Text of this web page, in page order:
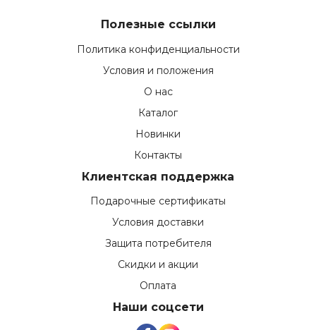
Полезные ссылки
Политика конфиденциальности
Условия и положения
О нас
Каталог
Новинки
Контакты
Клиентская поддержка
Подарочные сертификаты
Условия доставки
Защита потребителя
Скидки и акции
Оплата
Наши соцсети